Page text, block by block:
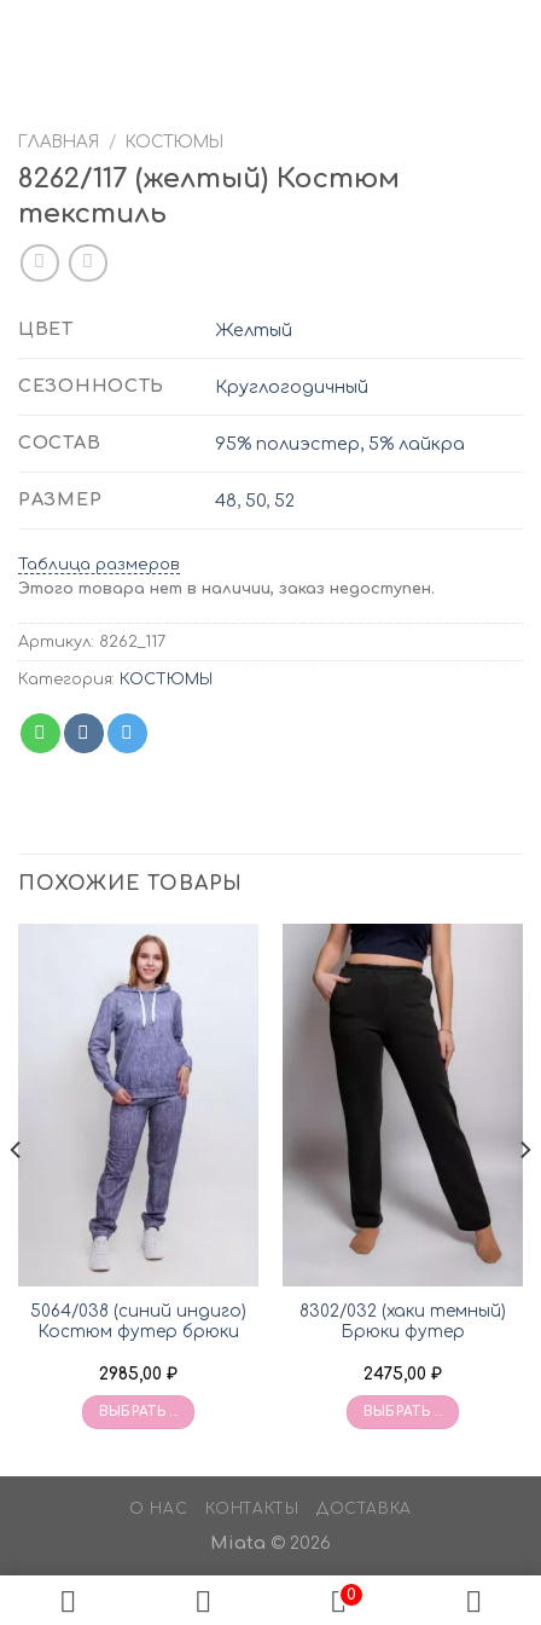
ГЛАВНАЯ / КОСТЮМЫ
8262/117 (желтый) Костюм
текстиль
ЦВЕТ Желтый
СЕЗОННОСТЬ Круглогодичный
СОСТАВ 95% полиэстер, 5% лайкра
РАЗМЕР 48, 50, 52
Таблица размеров
Этого товара нет в наличии, заказ недоступен.
Артикул: 8262_117
Категория: КОСТЮМЫ
ПОХОЖИЕ ТОВАРЫ
5064/038 (синий индиго)
Костюм футер брюки
2985,00 ₽
ВЫБРАТЬ ...
8302/032 (хаки темный)
Брюки футер
2475,00 ₽
ВЫБРАТЬ ...
О НАС КОНТАКТЫ ДОСТАВКА
Miata © 2026
0